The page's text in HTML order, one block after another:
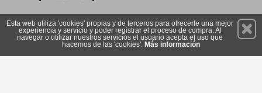
Suscríbete
Esta web utiliza 'cookies' propias y de terceros para ofrecerle una mejor
experiencia y servicio y poder registrar el proceso de compra. Al
navegar o utilizar nuestros servicios el usuario acepta el uso que
hacemos de las 'cookies'. Más información